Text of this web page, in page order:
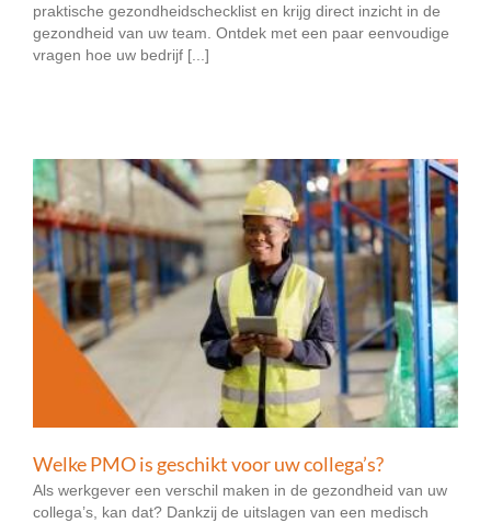
praktische gezondheidschecklist en krijg direct inzicht in de
gezondheid van uw team. Ontdek met een paar eenvoudige
vragen hoe uw bedrijf [...]
Welke PMO is geschikt voor uw collega’s?
Als werkgever een verschil maken in de gezondheid van uw
collega’s, kan dat? Dankzij de uitslagen van een medisch